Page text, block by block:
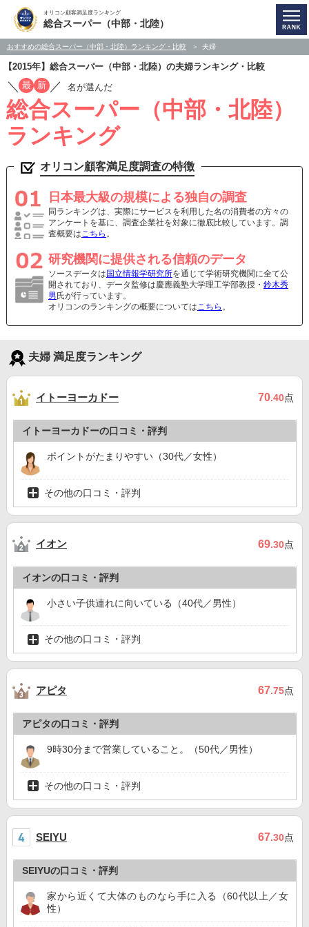
オリコン顧客満足度ランキング
総合スーパー（中部・北陸）
おすすめの総合スーパー（中部・北陸）ランキング・比較 夫婦
【2015年】総合スーパー（中部・北陸）の夫婦ランキング・比較
／ 最 新 ／ 名が選んだ
総合スーパー（中部・北陸）
ランキング
オリコン顧客満足度調査の特徴
日本最大級の規模による独自の調査
同ランキングは、実際にサービスを利用した名の消費者の方々の
アンケートを基に、調査企業社を対象に徹底比較しています。調
査概要はこちら 。
研究機関に提供される信頼のデータ
ソースデータは 国立情報学研究所を通じて学術研究機関に全て公
開されており、データ監修は慶應義塾大学理工学部教授・ 鈴木秀
男 氏が行っています。
オリコンのランキングの概要についてはこちら 。
夫婦 満足度ランキング
イトーヨーカドー 70.40点
イトーヨーカドーの口コミ・評判
ポイントがたまりやすい（30代／女性）
その他の口コミ・評判
イオン 69.30点
イオンの口コミ・評判
小さい子供連れに向いている（40代／男性）
その他の口コミ・評判
アピタ 67.75点
アピタの口コミ・評判
9時30分まで営業していること。（50代／男性）
その他の口コミ・評判
SEIYU 67.30点
SEIYUの口コミ・評判
家から近くて大体のものなら手に入る（60代以上／女
性）